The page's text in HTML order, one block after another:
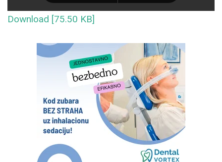
Download [75.50 KB]